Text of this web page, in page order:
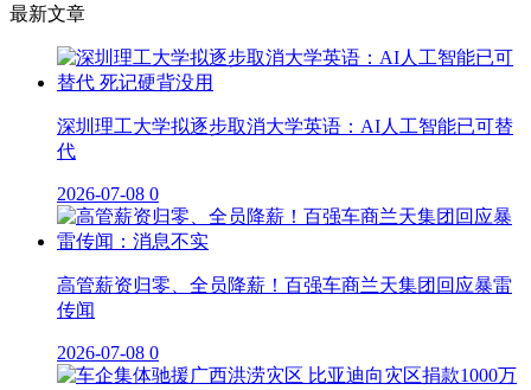
最新文章
深圳理工大学拟逐步取消大学英语：AI人工智能已可替
代
2026-07-08 0
高管薪资归零、全员降薪！百强车商兰天集团回应暴雷
传闻
2026-07-08 0